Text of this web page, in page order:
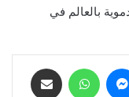
بالعالم في
ماسنجر واتساب